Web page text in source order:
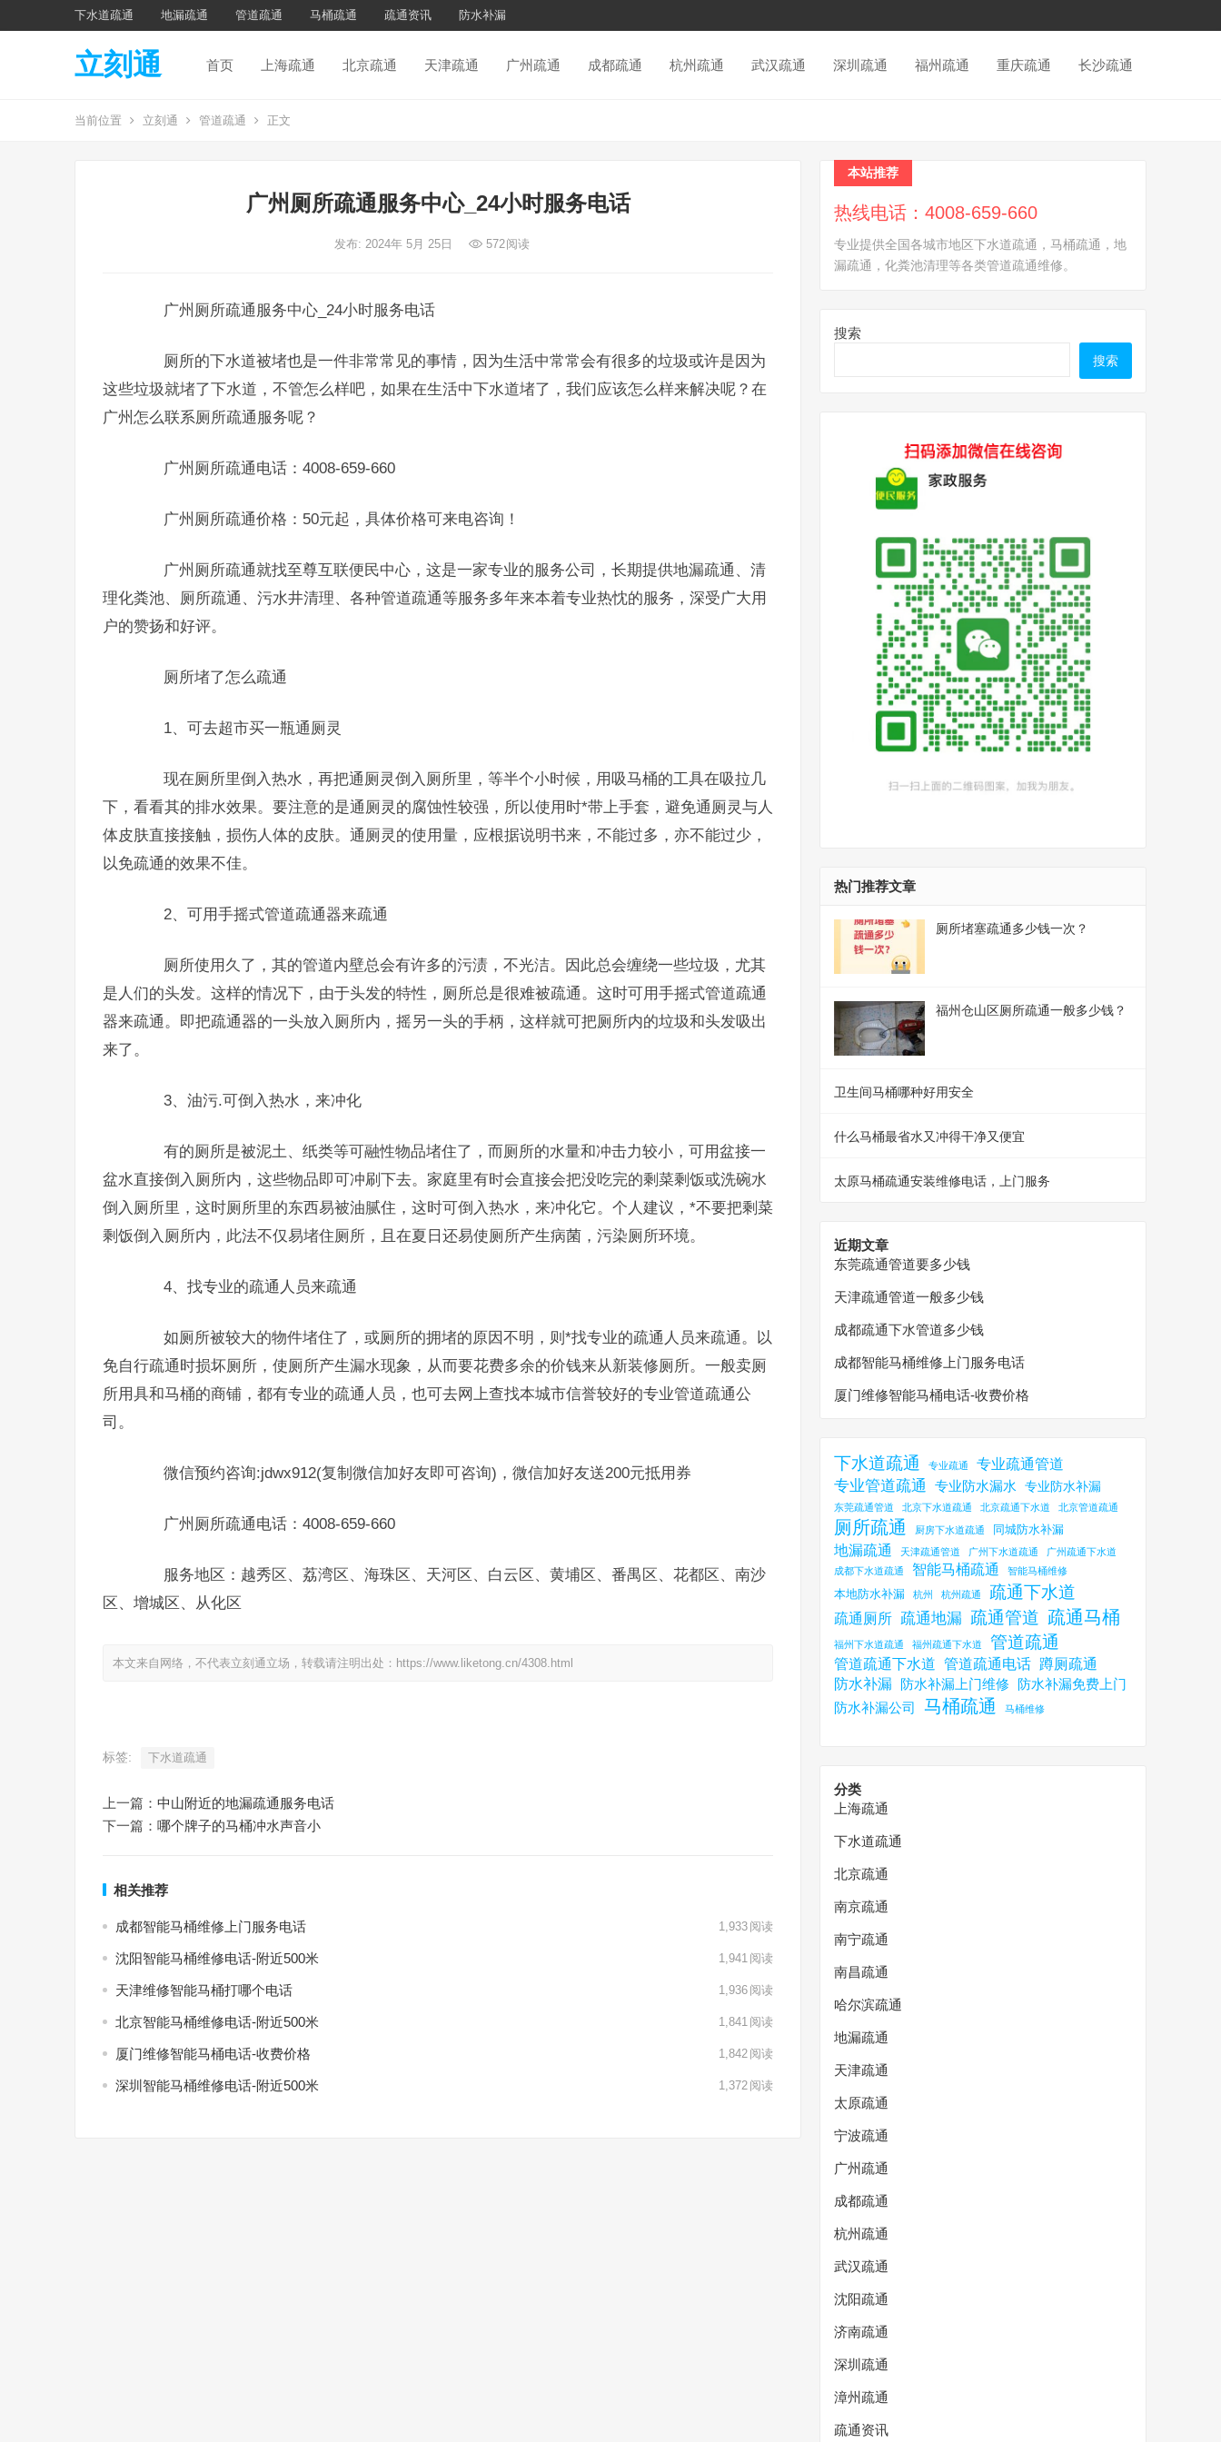
下水道疏通 地漏疏通 管道疏通 马桶疏通 疏通资讯 防水补漏
立刻通 首页 上海疏通 北京疏通 天津疏通 广州疏通 成都疏通 杭州疏通 武汉疏通 深圳疏通 福州疏通 重庆疏通 长沙疏通
当前位置 立刻通 管道疏通 正文
广州厕所疏通服务中心_24小时服务电话
发布: 2024年 5月 25日 572阅读
广州厕所疏通服务中心_24小时服务电话
厕所的下水道被堵也是一件非常常见的事情，因为生活中常常会有很多的垃圾或许是因为
这些垃圾就堵了下水道，不管怎么样吧，如果在生活中下水道堵了，我们应该怎么样来解决呢？在
广州怎么联系厕所疏通服务呢？
广州厕所疏通电话：4008-659-660
广州厕所疏通价格：50元起，具体价格可来电咨询！
广州厕所疏通就找至尊互联便民中心，这是一家专业的服务公司，长期提供地漏疏通、清
理化粪池、厕所疏通、污水井清理、各种管道疏通等服务多年来本着专业热忱的服务，深受广大用
户的赞扬和好评。
厕所堵了怎么疏通
1、可去超市买一瓶通厕灵
现在厕所里倒入热水，再把通厕灵倒入厕所里，等半个小时候，用吸马桶的工具在吸拉几
下，看看其的排水效果。要注意的是通厕灵的腐蚀性较强，所以使用时*带上手套，避免通厕灵与人
体皮肤直接接触，损伤人体的皮肤。通厕灵的使用量，应根据说明书来，不能过多，亦不能过少，
以免疏通的效果不佳。
2、可用手摇式管道疏通器来疏通
厕所使用久了，其的管道内壁总会有许多的污渍，不光洁。因此总会缠绕一些垃圾，尤其
是人们的头发。这样的情况下，由于头发的特性，厕所总是很难被疏通。这时可用手摇式管道疏通
器来疏通。即把疏通器的一头放入厕所内，摇另一头的手柄，这样就可把厕所内的垃圾和头发吸出
来了。
3、油污.可倒入热水，来冲化
有的厕所是被泥土、纸类等可融性物品堵住了，而厕所的水量和冲击力较小，可用盆接一
盆水直接倒入厕所内，这些物品即可冲刷下去。家庭里有时会直接会把没吃完的剩菜剩饭或洗碗水
倒入厕所里，这时厕所里的东西易被油腻住，这时可倒入热水，来冲化它。个人建议，*不要把剩菜
剩饭倒入厕所内，此法不仅易堵住厕所，且在夏日还易使厕所产生病菌，污染厕所环境。
4、找专业的疏通人员来疏通
如厕所被较大的物件堵住了，或厕所的拥堵的原因不明，则*找专业的疏通人员来疏通。以
免自行疏通时损坏厕所，使厕所产生漏水现象，从而要花费多余的价钱来从新装修厕所。一般卖厕
所用具和马桶的商铺，都有专业的疏通人员，也可去网上查找本城市信誉较好的专业管道疏通公
司。
微信预约咨询:jdwx912(复制微信加好友即可咨询)，微信加好友送200元抵用券
广州厕所疏通电话：4008-659-660
服务地区：越秀区、荔湾区、海珠区、天河区、白云区、黄埔区、番禺区、花都区、南沙
区、增城区、从化区
本文来自网络，不代表立刻通立场，转载请注明出处：https://www.liketong.cn/4308.html
标签: 下水道疏通
上一篇： 中山附近的地漏疏通服务电话
下一篇： 哪个牌子的马桶冲水声音小
相关推荐
成都智能马桶维修上门服务电话 1,933 阅读
沈阳智能马桶维修电话-附近500米 1,941 阅读
天津维修智能马桶打哪个电话 1,936 阅读
北京智能马桶维修电话-附近500米 1,841 阅读
厦门维修智能马桶电话-收费价格 1,842 阅读
深圳智能马桶维修电话-附近500米 1,372 阅读
本站推荐
热线电话：4008-659-660
专业提供全国各城市地区下水道疏通，马桶疏通，地
漏疏通，化粪池清理等各类管道疏通维修。
搜索
搜索
热门推荐文章
厕所堵塞疏通多少钱一次？
福州仓山区厕所疏通一般多少钱？
卫生间马桶哪种好用安全
什么马桶最省水又冲得干净又便宜
太原马桶疏通安装维修电话，上门服务
近期文章
东莞疏通管道要多少钱
天津疏通管道一般多少钱
成都疏通下水管道多少钱
成都智能马桶维修上门服务电话
厦门维修智能马桶电话-收费价格
下水道疏通 专业疏通 专业疏通管道
专业管道疏通 专业防水漏水 专业防水补漏
东莞疏通管道 北京下水道疏通 北京疏通下水道 北京管道疏通
厕所疏通 厨房下水道疏通 同城防水补漏
地漏疏通 天津疏通管道 广州下水道疏通
广州疏通下水道
成都下水道疏通
智能马桶疏通 智能马桶维修
本地防水补漏 杭州 杭州疏通 疏通下水道
疏通厕所 疏通地漏 疏通管道 疏通马桶
福州下水道疏通 福州疏通下水道 管道疏通
管道疏通下水道 管道疏通电话 蹲厕疏通
防水补漏 防水补漏上门维修
防水补漏免费上门
防水补漏公司
马桶疏通 马桶维修
分类
上海疏通
下水道疏通
北京疏通
南京疏通
南宁疏通
南昌疏通
哈尔滨疏通
地漏疏通
天津疏通
太原疏通
宁波疏通
广州疏通
成都疏通
杭州疏通
武汉疏通
沈阳疏通
济南疏通
深圳疏通
漳州疏通
疏通资讯